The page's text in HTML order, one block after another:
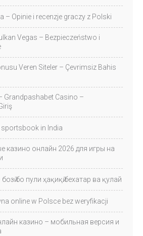
– Opinie i recenzje graczy z Polski
Vegas – Bezpieczeństwo i
Veren Siteler – Çevrimsiz Bahis
Grandpashabet Casino –
in India
казино онлайн 2026 для игры на
бо пули ҳақиқӣ бехатар ва қулай
online w Polsce bez weryfikacji
казино – мобильная версия и